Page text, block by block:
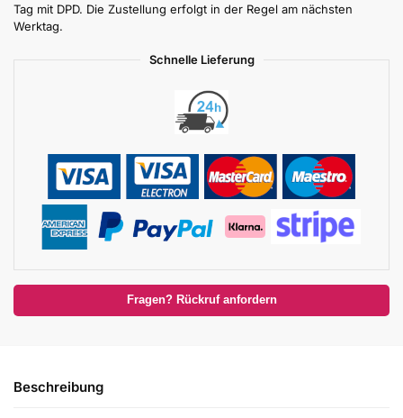
Tag mit DPD. Die Zustellung erfolgt in der Regel am nächsten
Werktag.
Schnelle Lieferung
Fragen? Rückruf anfordern
Beschreibung